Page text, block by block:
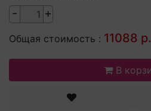
- +
Общая стоимость : 11088 р.
В